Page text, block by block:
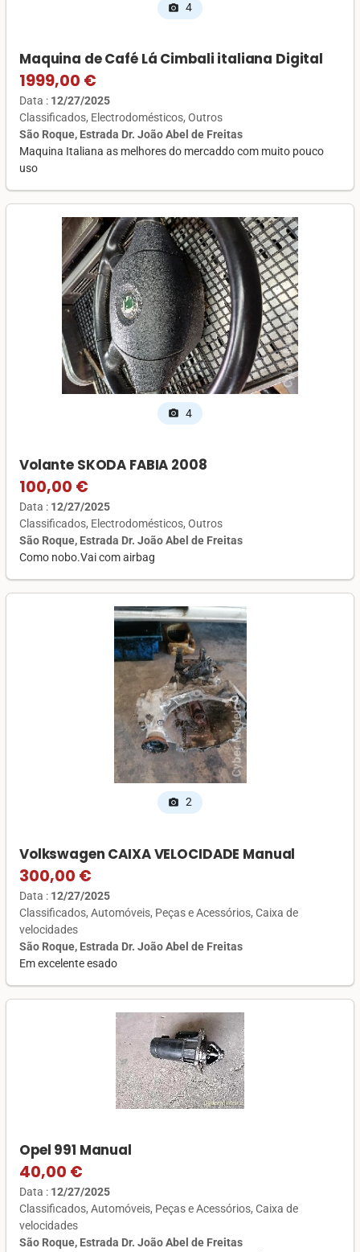
photo_camera 4
Maquina de Café Lá Cimbali italiana Digital
1999,00 €
Data : 12/27/2025
Classificados Electrodomésticos Outros
São Roque, Estrada Dr. João Abel de Freitas
Maquina Italiana as melhores do mercaddo com muito pouco
uso
photo_camera 4
Volante SKODA FABIA 2008
100,00 €
Data : 12/27/2025
Classificados Electrodomésticos Outros
São Roque, Estrada Dr. João Abel de Freitas
Como nobo.Vai com airbag
photo_camera 2
Volkswagen CAIXA VELOCIDADE Manual
300,00 €
Data : 12/27/2025
Classificados Automóveis Peças e Acessórios Caixa de
velocidades
São Roque, Estrada Dr. João Abel de Freitas
Em excelente esado
Opel 991 Manual
40,00 €
Data : 12/27/2025
Classificados Automóveis Peças e Acessórios Caixa de
velocidades
São Roque, Estrada Dr. João Abel de Freitas